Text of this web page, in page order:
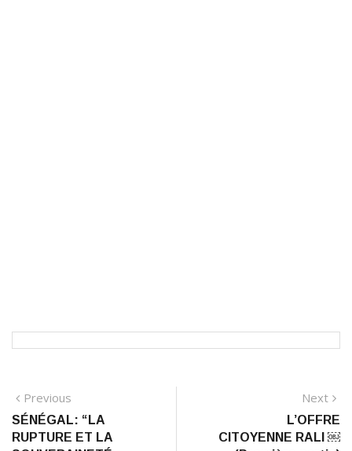
Navigation
de
Previous
post:
SÉNÉGAL: “LA
RUPTURE ET LA
Next
L’OFFRE
CITOYENNE RALI ￼